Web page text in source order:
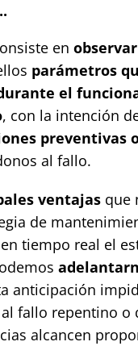
en observar
parámetros
el
, con la intención
preventivas
al fallo.
ventajasque
de
tiempo real el
anticipación
fallo repentino o
alcancen